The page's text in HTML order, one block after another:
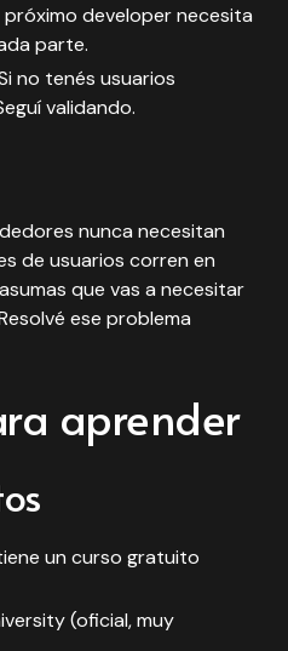
developer necesita
parte.
no tenés usuarios
validando.
nunca necesitan
de usuarios corren en
que vas a necesitar
ese problema
aprender
un curso gratuito
(oficial, muy